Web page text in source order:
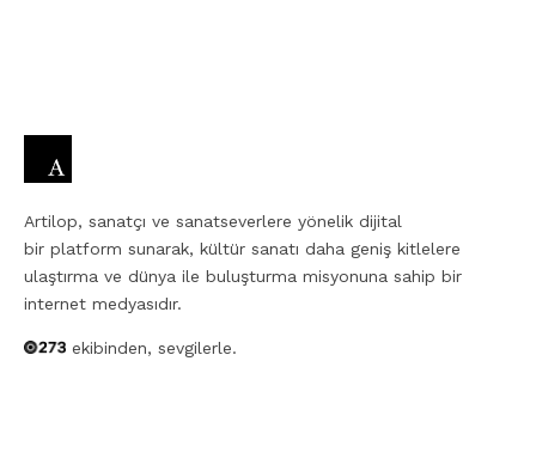
Artilop, sanatçı ve sanatseverlere yönelik dijital
bir platform sunarak, kültür sanatı daha geniş kitlelere
ulaştırma ve dünya ile buluşturma misyonuna sahip bir
internet medyasıdır.
ekibinden, sevgilerle.